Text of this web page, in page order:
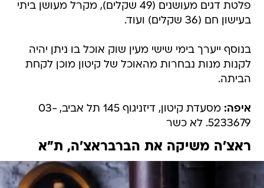
פלטת דגים מעושנים (49 שקלים), מקרל מעושן ביתי
בעישון חם (36 שקלים) ועוד.
בנוסף ייערך בימי שישי מעין שוק אוכל בו ניתן יהיה
לקנות מנות נבחרות מהאוכל של קיטון מוכן לקחת
הביתה.
איפה:
מסעדת קיטון, דיזניגוף 145 תל אביב, 03-
5233679. לא כשר
ראצ'ה משיקה את הברבראצ'ה, ת"א